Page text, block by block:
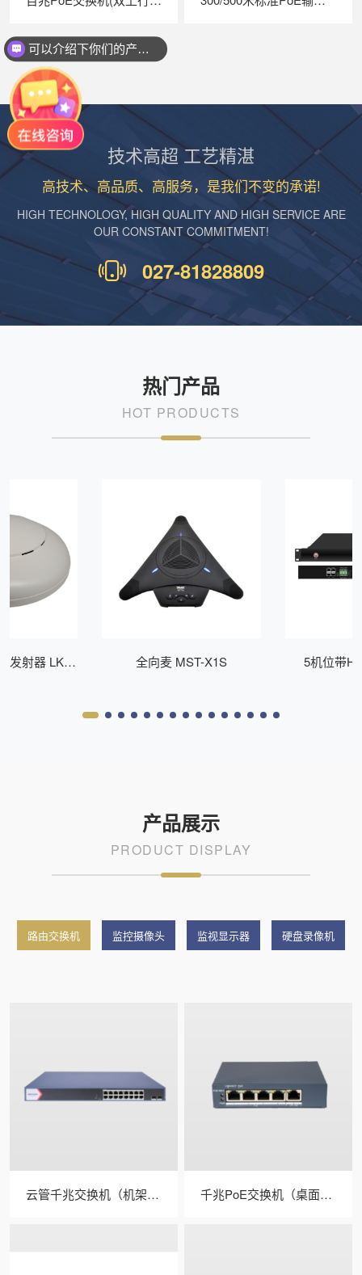
技术高超 工艺精湛
高技术、高品质、高服务，是我们不变的承诺!
HIGH TECHNOLOGY, HIGH QUALITY AND HIGH SERVICE ARE
OUR CONSTANT COMMITMENT!
027-81828809
热门产品
HOT PRODUCTS
发射器 LK-
全向麦 MST-X1S
5机位带
产品展示
PRODUCT DISPLAY
路由交换机 监控摄像头 监视显示器 硬盘录像机
云管千兆交换机（机架式/光口） 型号：DS-3E1500-E 千兆PoE交换机（桌面式/中功率） 商品型号：DS-3E1500SP-E
可以介绍下你们的产品么？